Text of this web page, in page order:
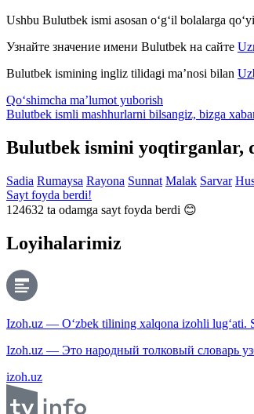
Ushbu Bulutbek ismi asosan o‘g‘il bolalarga
Узнайте значение имени Bulutbek на сайте
Bulutbek ismining ingliz tilidagi ma’nosi bilan
Qo‘shimcha ma’lumot yuborish
Bulutbek ismli mashhurlarni bilsangiz, bizga
Bulutbek ismini yoqtirganlar,
Sadia Rumaysa Rayona Sunnat Malak Sarvar
Sayt foyda berdi!
124632 ta odamga sayt foyda berdi 😊
Loyihalarimiz
Izoh.uz — O‘zbek tilining xalqona izohli lug‘ati.
Izoh.uz — Это народный толковый словарь
izoh.uz